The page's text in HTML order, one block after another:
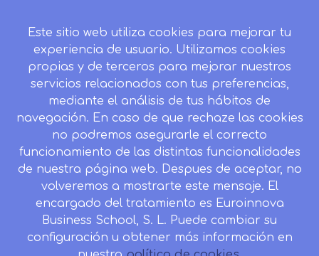
Blog
Mapa del sitio
Desistir contrato aquí
CONTACTO
Camino de la Torrecilla N.º 30 EDIFICIO EDUCA
EDTECH, C.P. 18.200, Maracena (Granada)
958 050 746
Horario de atención al cliente:
Este sitio web utiliza cookies para mejorar tu
experiencia de usuario. Utilizamos cookies
propias y de terceros para mejorar nuestros
servicios relacionados con tus preferencias,
mediante el análisis de tus hábitos de
navegación. En caso de que rechaze las cookies
no podremos asegurarle el correcto
funcionamiento de las distintas funcionalidades
de nuestra página web. Despues de aceptar, no
volveremos a mostrarte este mensaje. El
encargado del tratamiento es Euroinnova
Business School, S. L. Puede cambiar su
configuración u obtener más información en